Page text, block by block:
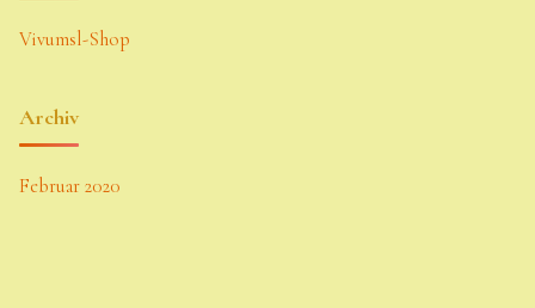
Vivumsl-Shop
Archiv
Februar 2020